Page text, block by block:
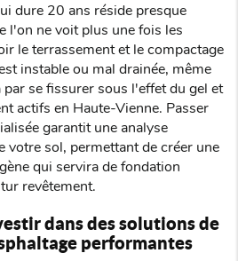
dure 20 ans réside presque
l'on ne voit plus une fois les
le terrassement et le compactage
instable ou mal drainée, même
se fissurer sous l'effet du gel et
actifs en Haute-Vienne. Passer
garantit une analyse
votre sol, permettant de créer une
qui servira de fondation
revêtement.
dans des solutions de
performantes